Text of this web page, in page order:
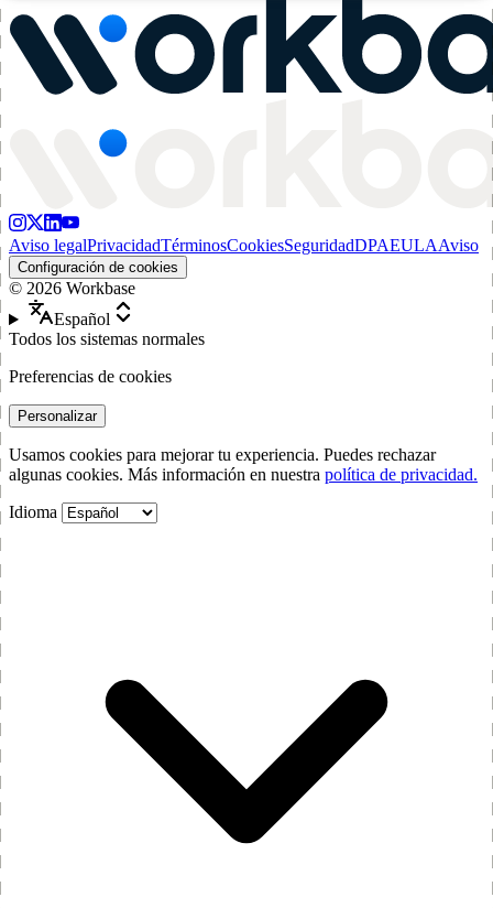
Aviso legalPrivacidadTérminosCookiesSeguridadDPAEULAAviso
Configuración de cookies
© 2026 Workbase
Español
Todos los sistemas normales
Preferencias de cookies
Personalizar
Usamos cookies para mejorar tu experiencia. Puedes rechazar
algunas cookies. Más información en nuestra política de privacidad.
Idioma